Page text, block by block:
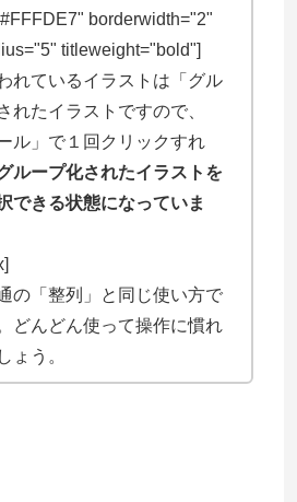
borderwidth="2"
titleweight="bold"]
れているイラストは「グル
れたイラストですので、
ル」で１回クリックすれ
ループ化されたイラストを
できる状態になっていま
の「整列」と同じ使い方で
どんどん使って操作に慣れ
ょう。